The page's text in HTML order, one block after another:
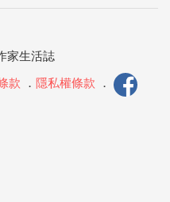
家生活誌
款 ． 隱私權條款 ．